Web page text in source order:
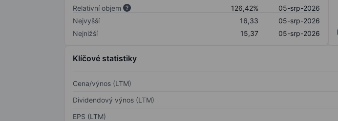
Relativní objem
126,42%
05-srp-2026
Nejvyšší
16,33
05-srp-2026
Nejnižší
15,37 05-srp-2026
Klíčové statistiky
Cena/výnos (LTM)
Dividendový výnos (LTM)
EPS (LTM)